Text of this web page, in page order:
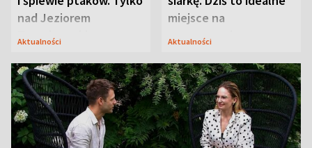
nad Jeziorem
Tarnobrzeskim
Aktualności
miejsce na
wypoczynek
Aktualności